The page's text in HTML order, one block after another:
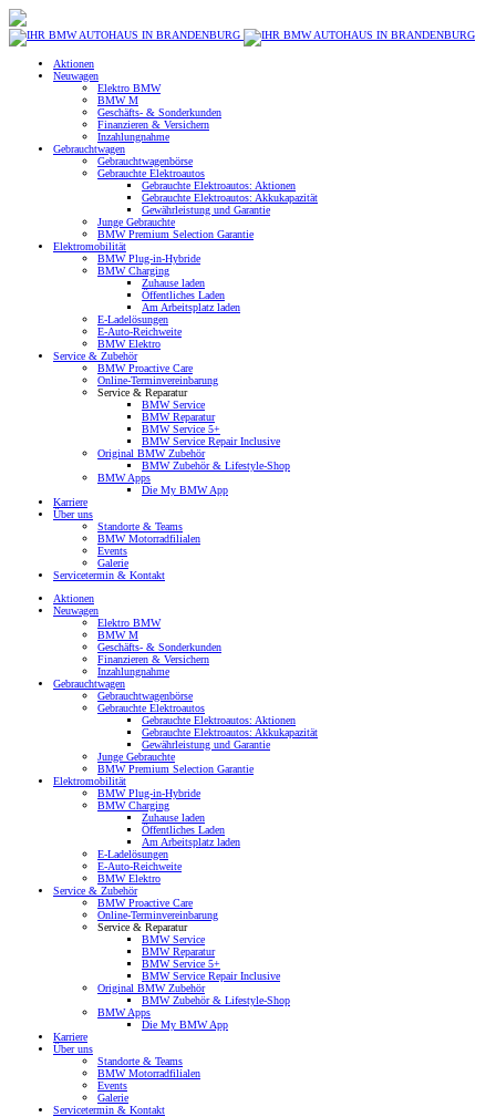
Aktionen
Neuwagen
Elektro BMW
BMW M
Geschäfts- & Sonderkunden
Finanzieren & Versichern
Inzahlungnahme
Gebrauchtwagen
Gebrauchtwagenbörse
Gebrauchte Elektroautos
Gebrauchte Elektroautos: Aktionen
Gebrauchte Elektroautos: Akkukapazität
Gewährleistung und Garantie
Junge Gebrauchte
BMW Premium Selection Garantie
Elektromobilität
BMW Plug-in-Hybride
BMW Charging
Zuhause laden
Öffentliches Laden
Am Arbeitsplatz laden
E-Ladelösungen
E-Auto-Reichweite
BMW Elektro
Service & Zubehör
BMW Proactive Care
Online-Terminvereinbarung
Service & Reparatur
BMW Service
BMW Reparatur
BMW Service 5+
BMW Service Repair Inclusive
Original BMW Zubehör
BMW Zubehör & Lifestyle-Shop
BMW Apps
Die My BMW App
Karriere
Über uns
Standorte & Teams
BMW Motorradfilialen
Events
Galerie
Servicetermin & Kontakt
Aktionen
Neuwagen
Elektro BMW
BMW M
Geschäfts- & Sonderkunden
Finanzieren & Versichern
Inzahlungnahme
Gebrauchtwagen
Gebrauchtwagenbörse
Gebrauchte Elektroautos
Gebrauchte Elektroautos: Aktionen
Gebrauchte Elektroautos: Akkukapazität
Gewährleistung und Garantie
Junge Gebrauchte
BMW Premium Selection Garantie
Elektromobilität
BMW Plug-in-Hybride
BMW Charging
Zuhause laden
Öffentliches Laden
Am Arbeitsplatz laden
E-Ladelösungen
E-Auto-Reichweite
BMW Elektro
Service & Zubehör
BMW Proactive Care
Online-Terminvereinbarung
Service & Reparatur
BMW Service
BMW Reparatur
BMW Service 5+
BMW Service Repair Inclusive
Original BMW Zubehör
BMW Zubehör & Lifestyle-Shop
BMW Apps
Die My BMW App
Karriere
Über uns
Standorte & Teams
BMW Motorradfilialen
Events
Galerie
Servicetermin & Kontakt